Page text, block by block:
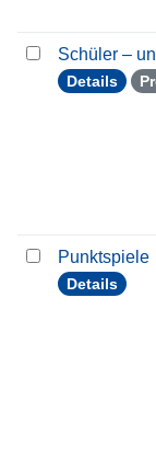
Schüler –
Details
Punktspiele
Details